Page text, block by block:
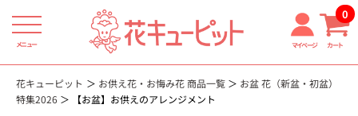
メニュー マイページ カート
0
花キューピット お供え花・お悔み花 商品一覧
お盆 花（新盆・初盆）
特集2026
【お盆】お供えのアレンジメント